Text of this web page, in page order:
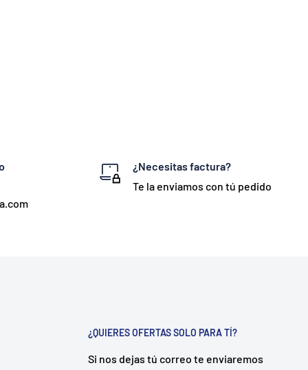
¿Necesitas factura?
Te la enviamos con tú pedido
¿QUIERES OFERTAS SOLO PARA TÍ?
Si nos dejas tú correo te enviaremos